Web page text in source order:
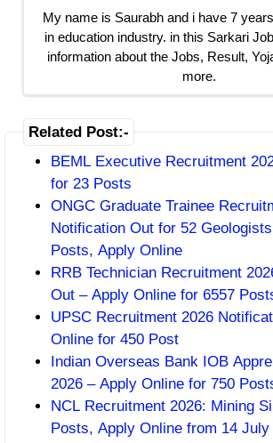
My name is Saurabh and i have 7
in education industry. in this Sarkari
information about the Jobs, Result,
more.
Related Post:-
BEML Executive Recruitment
for 23 Posts
ONGC Graduate Trainee
Notification Out for 52
Posts, Apply Online
RRB Technician Recruitment
Out – Apply Online for 6557
UPSC Recruitment 2026
Online for 450 Post
Indian Overseas Bank IOB
2026 – Apply Online for 750
NCL Recruitment 2026: Mining
Posts, Apply Online from 14 July